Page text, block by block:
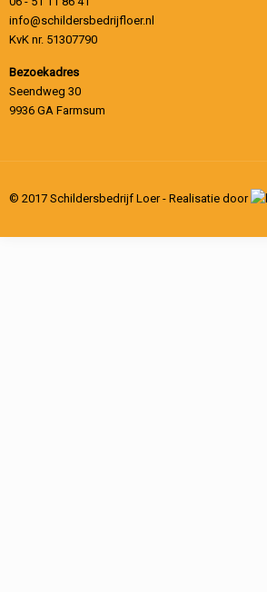
info@schildersbedrijfloer.nl
KvK nr. 51307790
Bezoekadres
Seendweg 30
9936 GA Farmsum
© 2017 Schildersbedrijf Loer - Realisatie door